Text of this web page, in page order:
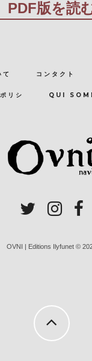
PDF版を読
て コンタクト
リシ QUI
OVNI | Editions Ilyfunet ©